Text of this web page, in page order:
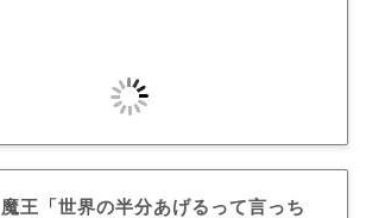
魔王「世界の半分あげるって言っち